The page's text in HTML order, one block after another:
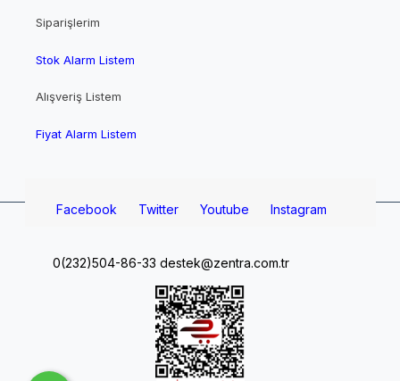
Siparişlerim
Stok Alarm Listem
Alışveriş Listem
Fiyat Alarm Listem
Facebook Twitter Youtube Instagram
0(232)504-86-33 destek@zentra.com.tr